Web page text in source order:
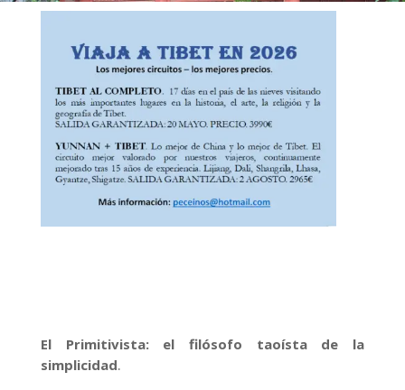
El Primitivista: el filósofo taoísta de la
simplicidad.